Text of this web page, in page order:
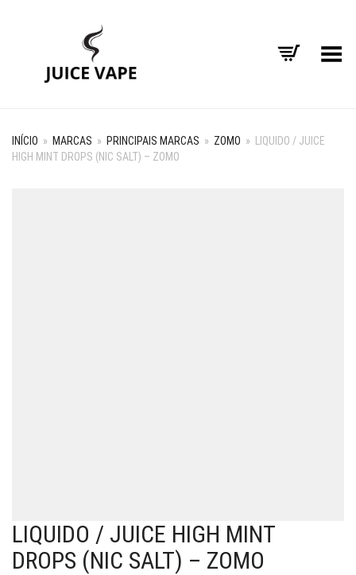
Alternar Menu
INÍCIO » MARCAS » PRINCIPAIS MARCAS » ZOMO »
LIQUIDO / JUICE
HIGH MINT DROPS (NIC SALT) – ZOMO
LIQUIDO / JUICE HIGH MINT
DROPS (NIC SALT) – ZOMO